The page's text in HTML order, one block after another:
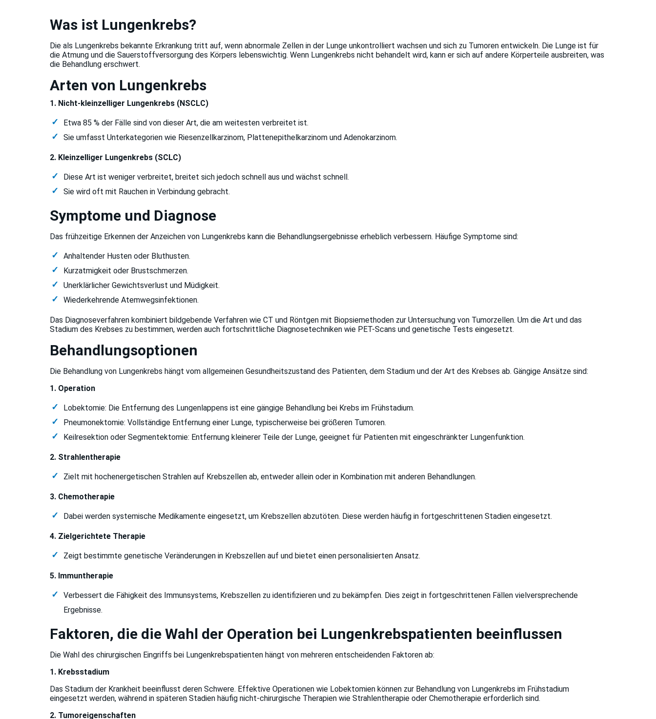
Was ist Lungenkrebs?
Die als Lungenkrebs bekannte Erkrankung tritt auf, wenn abnormale Zellen in der Lunge unkontrolliert wachsen und sich zu Tumoren entwickeln. Die Lunge ist für
die Atmung und die Sauerstoffversorgung des Körpers lebenswichtig. Wenn Lungenkrebs nicht behandelt wird, kann er sich auf andere Körperteile ausbreiten, was
die Behandlung erschwert.
Arten von Lungenkrebs
1. Nicht-kleinzelliger Lungenkrebs (NSCLC)
Etwa 85 % der Fälle sind von dieser Art, die am weitesten verbreitet ist.
Sie umfasst Unterkategorien wie Riesenzellkarzinom, Plattenepithelkarzinom und Adenokarzinom.
2. Kleinzelliger Lungenkrebs (SCLC)
Diese Art ist weniger verbreitet, breitet sich jedoch schnell aus und wächst schnell.
Sie wird oft mit Rauchen in Verbindung gebracht.
Symptome und Diagnose
Das frühzeitige Erkennen der Anzeichen von Lungenkrebs kann die Behandlungsergebnisse erheblich verbessern. Häufige Symptome sind:
Anhaltender Husten oder Bluthusten.
Kurzatmigkeit oder Brustschmerzen.
Unerklärlicher Gewichtsverlust und Müdigkeit.
Wiederkehrende Atemwegsinfektionen.
Das Diagnoseverfahren kombiniert bildgebende Verfahren wie CT und Röntgen mit Biopsiemethoden zur Untersuchung von Tumorzellen. Um die Art und das
Stadium des Krebses zu bestimmen, werden auch fortschrittliche Diagnosetechniken wie PET-Scans und genetische Tests eingesetzt.
Behandlungsoptionen
Die Behandlung von Lungenkrebs hängt vom allgemeinen Gesundheitszustand des Patienten, dem Stadium und der Art des Krebses ab. Gängige Ansätze sind:
1. Operation
Lobektomie: Die Entfernung des Lungenlappens ist eine gängige Behandlung bei Krebs im Frühstadium.
Pneumonektomie: Vollständige Entfernung einer Lunge, typischerweise bei größeren Tumoren.
Keilresektion oder Segmentektomie: Entfernung kleinerer Teile der Lunge, geeignet für Patienten mit eingeschränkter Lungenfunktion.
2. Strahlentherapie
Zielt mit hochenergetischen Strahlen auf Krebszellen ab, entweder allein oder in Kombination mit anderen Behandlungen.
3. Chemotherapie
Dabei werden systemische Medikamente eingesetzt, um Krebszellen abzutöten. Diese werden häufig in fortgeschrittenen Stadien eingesetzt.
4. Zielgerichtete Therapie
Zeigt bestimmte genetische Veränderungen in Krebszellen auf und bietet einen personalisierten Ansatz.
5. Immuntherapie
Verbessert die Fähigkeit des Immunsystems, Krebszellen zu identifizieren und zu bekämpfen. Dies zeigt in fortgeschrittenen Fällen vielversprechende
Ergebnisse.
Faktoren, die die Wahl der Operation bei Lungenkrebspatienten beeinflussen
Die Wahl des chirurgischen Eingriffs bei Lungenkrebspatienten hängt von mehreren entscheidenden Faktoren ab:
1. Krebsstadium
Das Stadium der Krankheit beeinflusst deren Schwere. Effektive Operationen wie Lobektomien können zur Behandlung von Lungenkrebs im Frühstadium
eingesetzt werden, während in späteren Stadien häufig nicht-chirurgische Therapien wie Strahlentherapie oder Chemotherapie erforderlich sind.
2. Tumoreigenschaften